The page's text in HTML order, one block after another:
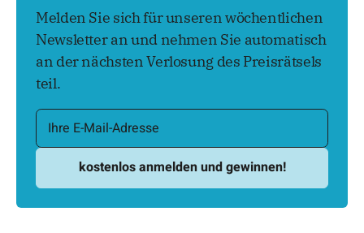
Melden Sie sich für unseren wöchentlichen
Newsletter an und nehmen Sie automatisch
an der nächsten Verlosung des Preisrätsels
teil.